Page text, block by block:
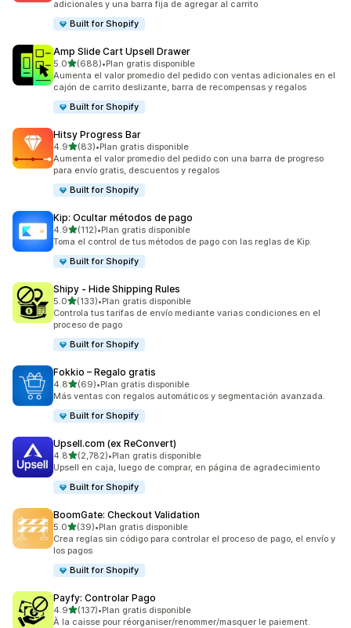
adicionales y una barra fija de agregar al carrito
Built for Shopify
Amp Slide Cart Upsell Drawer
5.0de 5 estrellas
(688)
688 reseñas en total
•Plan gratis disponible
Aumenta el valor promedio del pedido con ventas adicionales en el
cajón de carrito deslizante, barra de recompensas y regalos
Built for Shopify
Hitsy Progress Bar
4.9de 5 estrellas
(83)
83 reseñas en total
•Plan gratis disponible
Aumenta el valor promedio del pedido con una barra de progreso
para envío gratis, descuentos y regalos
Built for Shopify
Kip: Ocultar métodos de pago
4.9de 5 estrellas
(112)
112 reseñas en total
•Plan gratis disponible
Toma el control de tus métodos de pago con las reglas de Kip.
Built for Shopify
Shipy ‑ Hide Shipping Rules
5.0de 5 estrellas
(133)
133 reseñas en total
•Plan gratis disponible
Controla tus tarifas de envío mediante varias condiciones en el
proceso de pago
Built for Shopify
Fokkio – Regalo gratis
4.8de 5 estrellas
(69)
69 reseñas en total
•Plan gratis disponible
Más ventas con regalos automáticos y segmentación avanzada.
Built for Shopify
Upsell.com (ex ReConvert)
4.8de 5 estrellas
(2,782)
2782 reseñas en total
•Plan gratis disponible
Upsell en caja, luego de comprar, en página de agradecimiento
Built for Shopify
BoomGate: Checkout Validation
5.0de 5 estrellas
(39)
39 reseñas en total
•Plan gratis disponible
Crea reglas sin código para controlar el proceso de pago, el envío y
los pagos
Built for Shopify
Payfy: Controlar Pago
4.9de 5 estrellas
(137)
137 reseñas en total
•Plan gratis disponible
À la caisse pour réorganiser/renommer/masquer le paiement.